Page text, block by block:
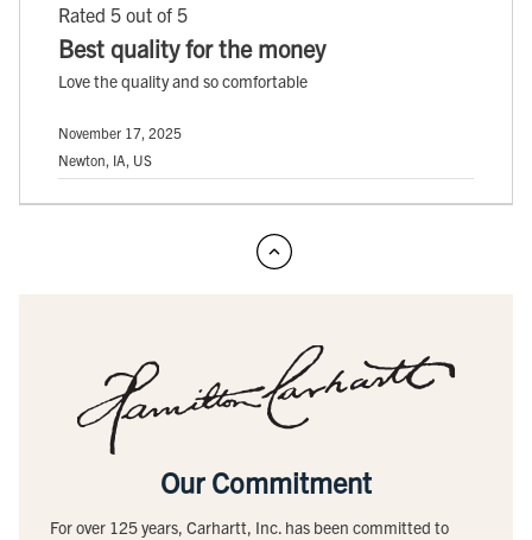
Rated 5 out of 5
Best quality for the money
Love the quality and so comfortable
November 17, 2025
Newton, IA, US
Our Commitment
For over 125 years, Carhartt, Inc. has been committed to